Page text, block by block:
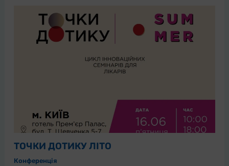
ТОЧКИ ДОТИКУ ЛІТО
Конференція